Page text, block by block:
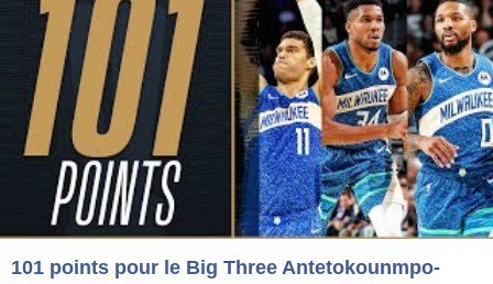
101 points pour le Big Three Antetokounmpo-